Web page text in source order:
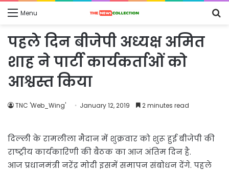
Menu
पहले दिन बीजेपी अध्यक्ष अमित
शाह ने पार्टी कार्यकर्ताओं को
आश्वस्त किया
TNC 'Web_Wing' January 12, 2019 2 minutes read
दिल्‍ली के रामलीला मैदान में शुक्रवार को शुरू हुई बीजेपी की
राष्‍ट्रीय कार्यकारिणी की बैठक का आज अंतिम दिन है.
आज प्रधानमंत्री नरेंद्र मोदी इसमें समापन संबोधन देंगे. पहले